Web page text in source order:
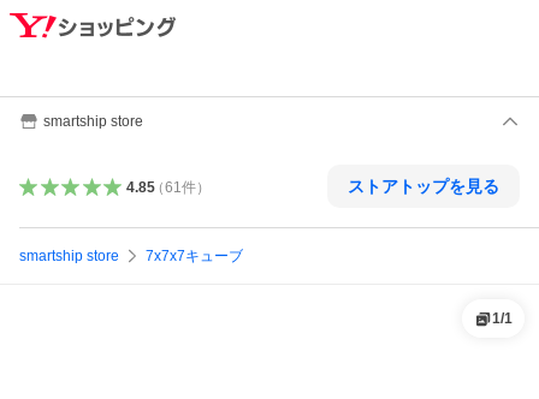
smartship store
4.85（61件） ストアトップを見る
smartship store 7x7x7キューブ
1/1